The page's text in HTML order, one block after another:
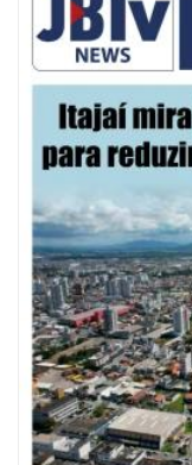
07/08/2026 | 10:15
Defesa Civil de Itajaí e
novo marégrafo
NAVEGANTES